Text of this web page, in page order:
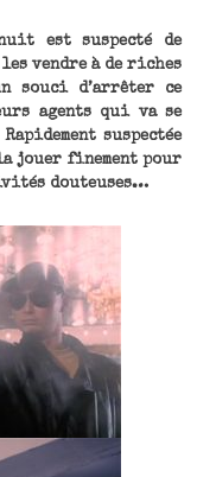
est suspecté de
vendre à de riches
souci d’arrêter ce
agents qui va se
suspectée
jouer finement pour
douteuses…